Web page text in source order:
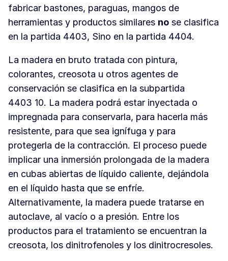
fabricar bastones, paraguas, mangos de
herramientas y productos similares no se clasifica
en la partida 4403, Sino en la partida 4404.
La madera en bruto tratada con pintura,
colorantes, creosota u otros agentes de
conservación se clasifica en la subpartida
4403 10. La madera podrá estar inyectada o
impregnada para conservarla, para hacerla más
resistente, para que sea ignífuga y para
protegerla de la contracción. El proceso puede
implicar una inmersión prolongada de la madera
en cubas abiertas de líquido caliente, dejándola
en el líquido hasta que se enfríe.
Alternativamente, la madera puede tratarse en
autoclave, al vacío o a presión. Entre los
productos para el tratamiento se encuentran la
creosota, los dinitrofenoles y los dinitrocresoles.